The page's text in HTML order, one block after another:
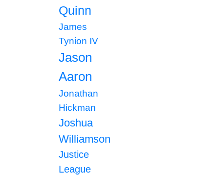
Quinn
James
Tynion IV
Jason
Aaron
Jonathan
Hickman
Joshua
Williamson
Justice
League